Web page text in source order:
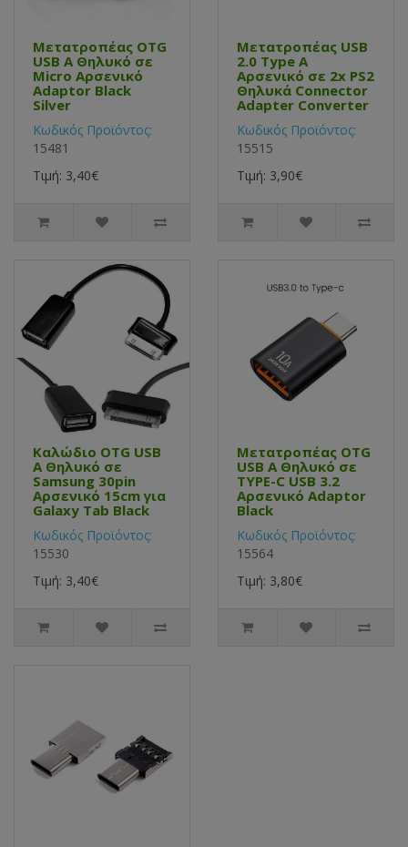
Μετατροπέας OTG
USB Α Θηλυκό σε
Micro Αρσενικό
Adaptor Black
Silver
Κωδικός Προϊόντος:
15481
Τιμή: 3,40€
Μετατροπέας USB
2.0 Type Α
Αρσενικό σε 2x PS2
Θηλυκά Connector
Adapter Converter
Κωδικός Προϊόντος:
15515
Τιμή: 3,90€
Καλώδιο OTG USB
Α Θηλυκό σε
Samsung 30pin
Αρσενικό 15cm για
Galaxy Tab Black
Κωδικός Προϊόντος:
15530
Τιμή: 3,40€
Μετατροπέας OTG
USB Α Θηλυκό σε
TYPE-C USB 3.2
Αρσενικό Adaptor
Black
Κωδικός Προϊόντος:
15564
Τιμή: 3,80€